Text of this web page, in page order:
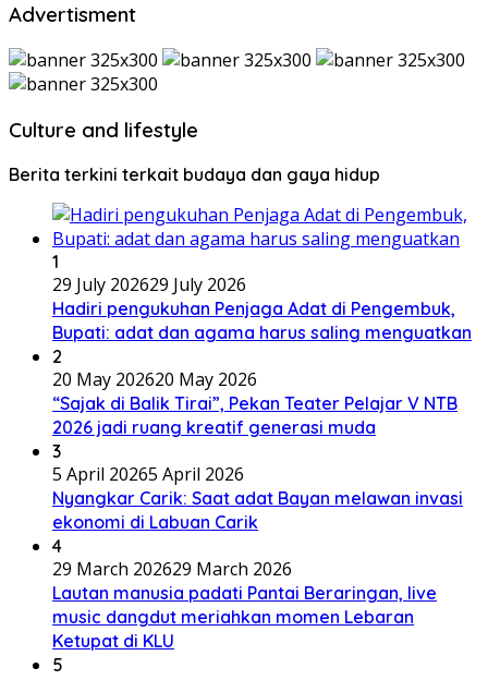
Advertisment
Culture and lifestyle
Berita terkini terkait budaya dan gaya hidup
1
29 July 202629 July 2026
Hadiri pengukuhan Penjaga Adat di Pengembuk,
Bupati: adat dan agama harus saling menguatkan
2
20 May 202620 May 2026
“Sajak di Balik Tirai”, Pekan Teater Pelajar V NTB
2026 jadi ruang kreatif generasi muda
3
5 April 20265 April 2026
Nyangkar Carik: Saat adat Bayan melawan invasi
ekonomi di Labuan Carik
4
29 March 202629 March 2026
Lautan manusia padati Pantai Beraringan, live
music dangdut meriahkan momen Lebaran
Ketupat di KLU
5